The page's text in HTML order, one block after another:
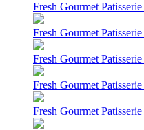
Fresh Gourmet
Fresh Gourmet
Fresh Gourmet
Fresh Gourmet
Fresh Gourmet